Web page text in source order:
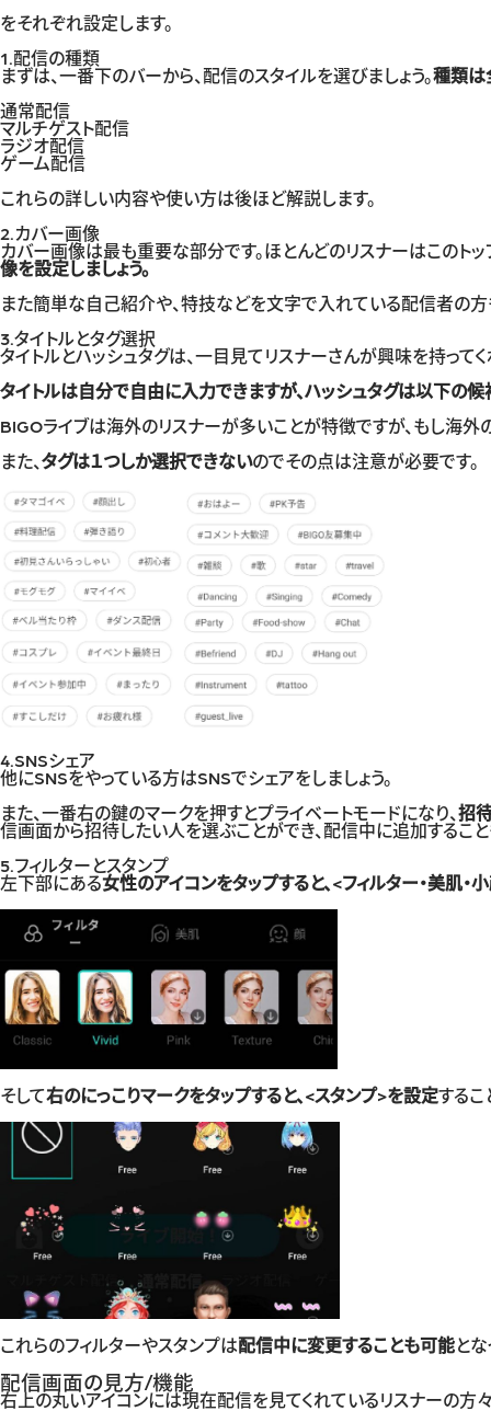
をそれぞれ設定します。
1.配信の種類
まずは、一番下のバーから、配信のスタイルを選びましょう。種類は
通常配信
マルチゲスト配信
ラジオ配信
ゲーム配信
これらの詳しい内容や使い方は後ほど解説します。
2.カバー画像
カバー画像は最も重要な部分です。ほとんどのリスナーはこのト
像を設定しましょう。
また簡単な自己紹介や、特技などを文字で入れている配信者の方
3.タイトルとタグ選択
タイトルとハッシュタグは、一目見てリスナーさんが興味を持って
タイトルは自分で自由に入力できますが、ハッシュタグは以下の
BIGOライブは海外のリスナーが多いことが特徴ですが、もし海外
また、 タグは１つしか選択できないのでその点は注意が必要です。
4.SNSシェア
他にSNSをやっている方はSNSでシェアをしましょう。
また、一番右の鍵のマークを押すとプライベートモードになり、 招
信画面から招待したい人を選ぶことができ、配信中に追加すること
5.フィルターとスタンプ
左下部にある女性のアイコンをタップすると、<フィルター・美肌・
そして右のにっこりマークをタップすると、<スタンプ>を設定するこ
これらのフィルターやスタンプは配信中に変更することも可能とな
配信画面の見方/機能
右上の丸いアイコンには現在配信を見てくれているリスナーの方